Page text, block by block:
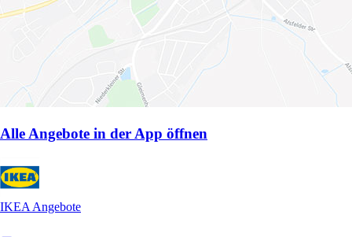
Alle Angebote in der App öffnen
IKEA Angebote